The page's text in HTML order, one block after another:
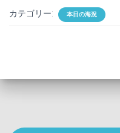
カテゴリー: 本日の海況